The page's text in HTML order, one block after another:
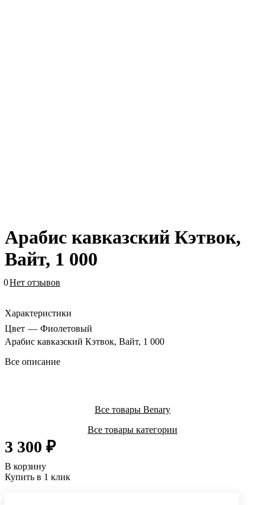
Арабис кавказский Кэтвок,
Вайт, 1 000
0Нет отзывов
Характеристики
Цвет — Фиолетовый
Арабис кавказский Кэтвок, Вайт, 1 000
Все описание
Все товары Benary
Все товары категории
3 300 ₽
В корзину
Купить в 1 клик